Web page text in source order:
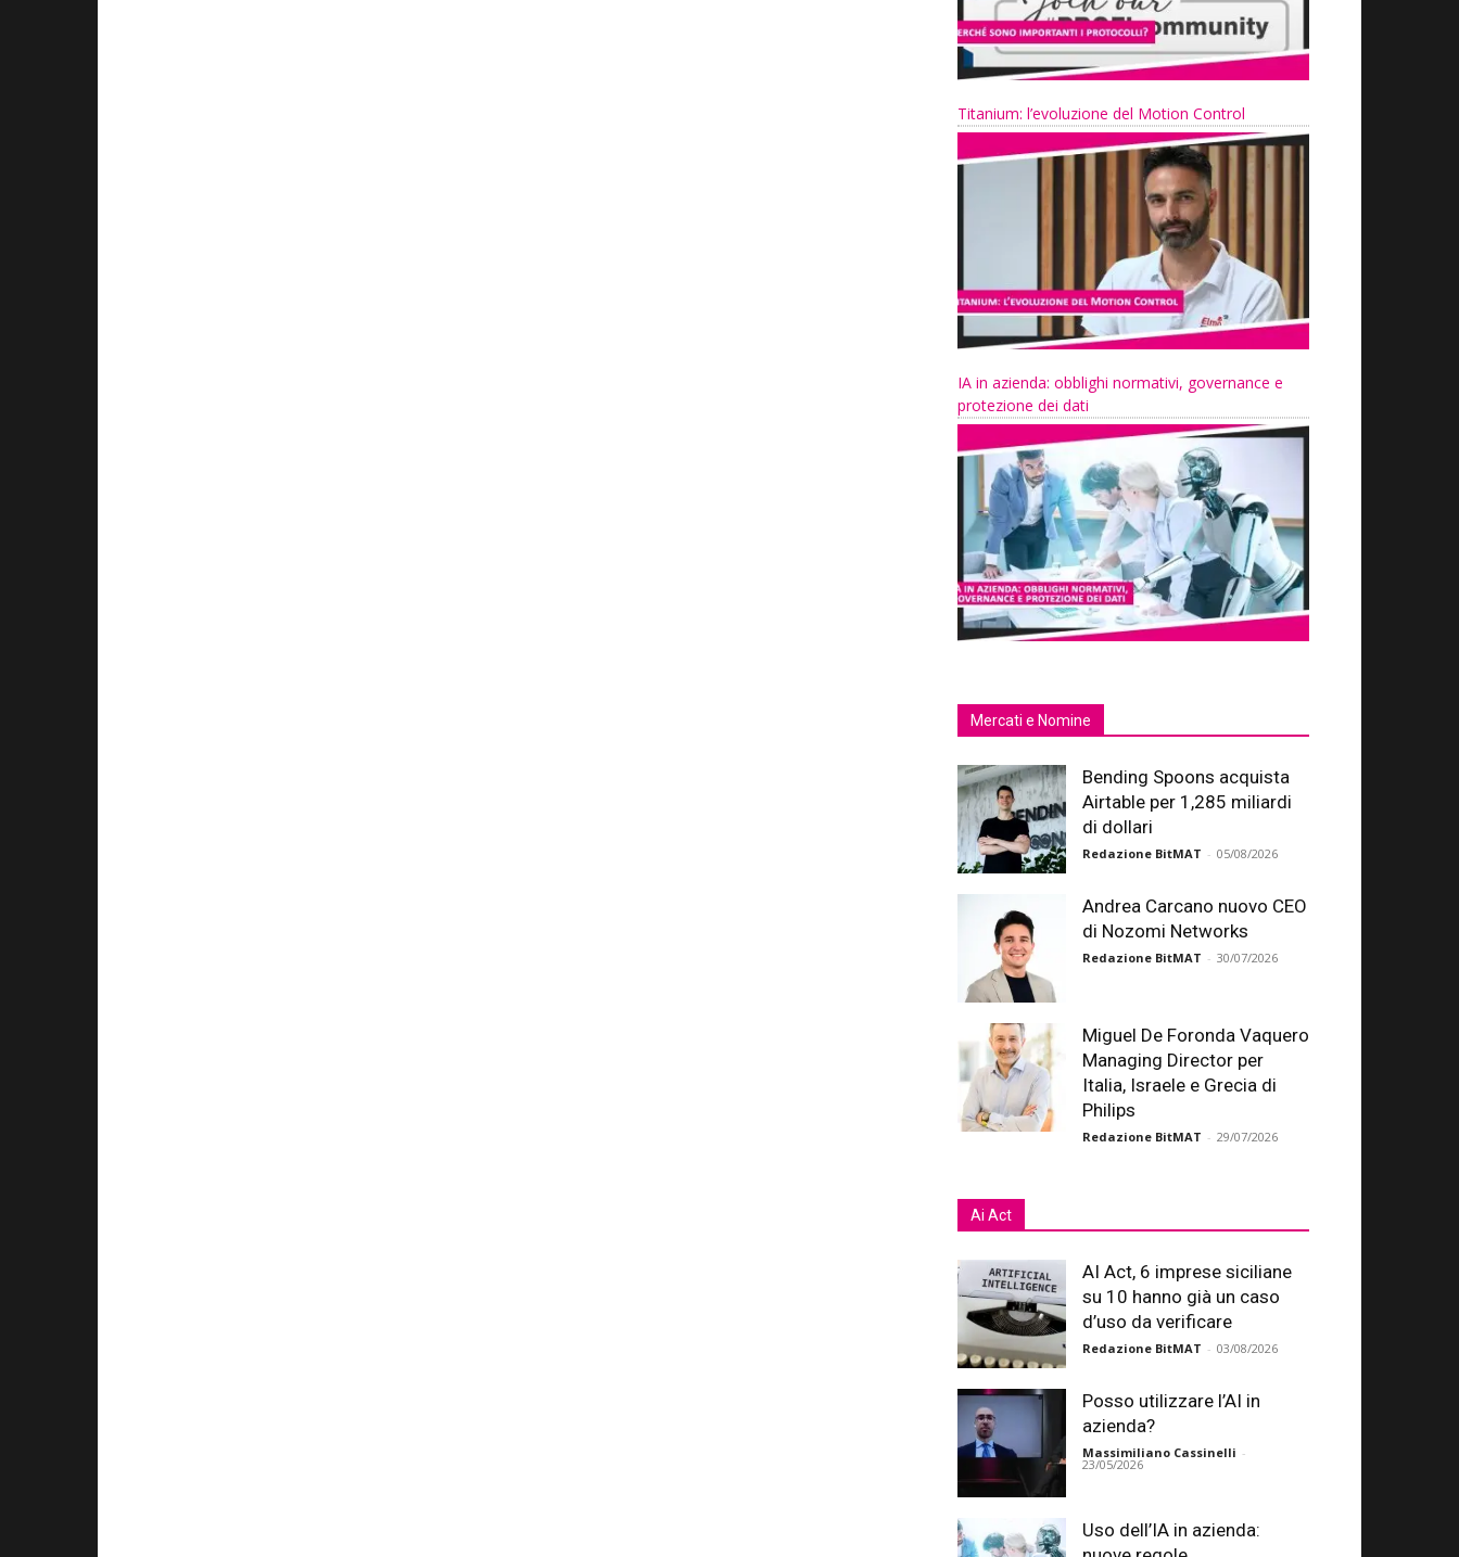
Titanium: l’evoluzione del Motion Control
IA in azienda: obblighi normativi, governance e
protezione dei dati
Mercati e Nomine
Bending Spoons acquista
Airtable per 1,285 miliardi
di dollari
Redazione BitMAT - 05/08/2026
Andrea Carcano nuovo CEO
di Nozomi Networks
Redazione BitMAT - 30/07/2026
Miguel De Foronda Vaquero
Managing Director per
Italia, Israele e Grecia di
Philips
Redazione BitMAT - 29/07/2026
Ai Act
AI Act, 6 imprese siciliane
su 10 hanno già un caso
d’uso da verificare
Redazione BitMAT - 03/08/2026
Posso utilizzare l’AI in
azienda?
Massimiliano Cassinelli -
23/05/2026
Uso dell’IA in azienda: